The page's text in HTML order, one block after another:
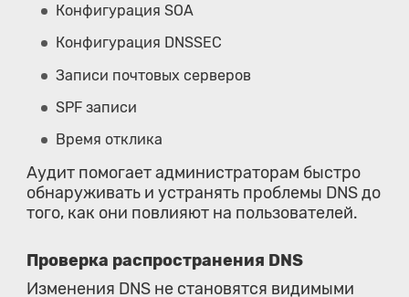
Конфигурация SOA
Конфигурация DNSSEC
Записи почтовых серверов
SPF записи
Время отклика
Аудит помогает администраторам быстро
обнаруживать и устранять проблемы DNS до
того, как они повлияют на пользователей.
Проверка распространения DNS
Изменения DNS не становятся видимыми